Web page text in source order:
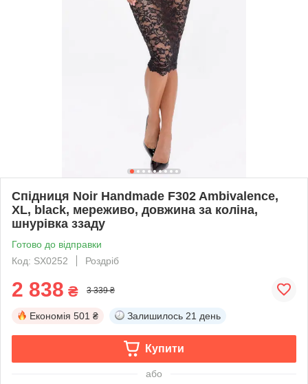
Спідниця Noir Handmade F302 Ambivalence,
XL, black, мереживо, довжина за коліна,
шнурівка ззаду
Готово до відправки
Код: SX0252
Роздріб
2 838 ₴ 3 339 ₴
Економія 501 ₴ Залишилось 21 день
Купити
або